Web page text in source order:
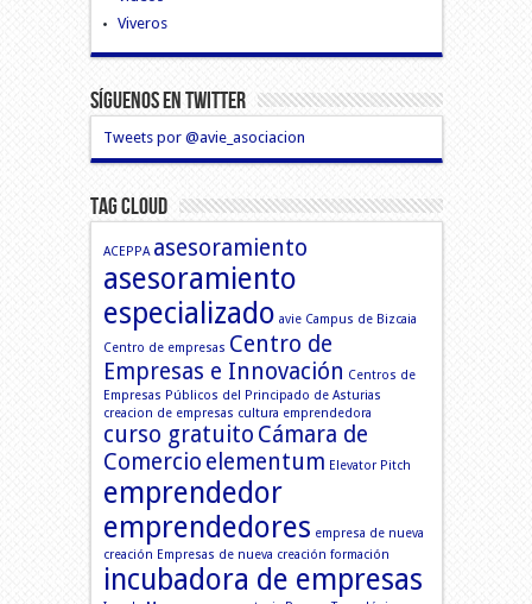
Viveros
Síguenos En Twitter
Tweets por @avie_asociacion
Tag Cloud
ACEPPA asesoramiento
asesoramiento
especializado avie Campus de Bizcaia
Centro de empresas Centro de
Empresas e Innovación Centros de
Empresas Públicos del Principado de Asturias
creacion de empresas cultura emprendedora
curso gratuito Cámara de
Comercio elementum Elevator Pitch
emprendedor
emprendedores empresa de nueva
creación Empresas de nueva creación formación
incubadora de empresas